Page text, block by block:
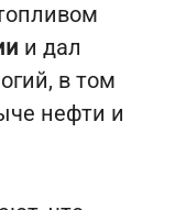
и дал
в том
нефти и